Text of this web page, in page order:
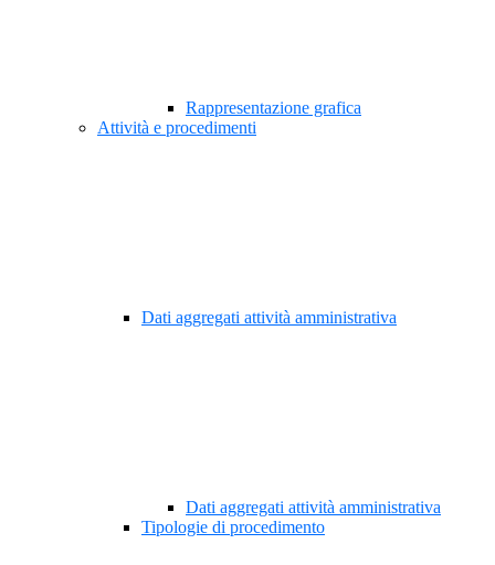
Rappresentazione grafica
Attività e procedimenti
Dati aggregati attività amministrativa
Dati aggregati attività amministrativa
Tipologie di procedimento